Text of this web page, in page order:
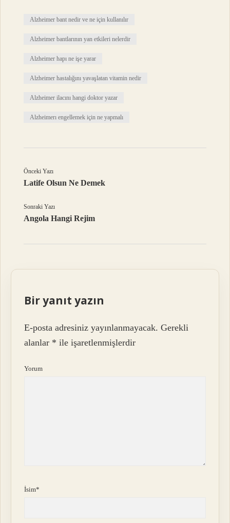
Alzheimer bant nedir ve ne için kullanılır
Alzheimer bantlarının yan etkileri nelerdir
Alzheimer hapı ne işe yarar
Alzheimer hastalığını yavaşlatan vitamin nedir
Alzheimer ilacını hangi doktor yazar
Alzheimerı engellemek için ne yapmalı
Önceki Yazı
Latife Olsun Ne Demek
Sonraki Yazı
Angola Hangi Rejim
Bir yanıt yazın
E-posta adresiniz yayınlanmayacak. Gerekli
alanlar * ile işaretlenmişlerdir
Yorum
İsim*